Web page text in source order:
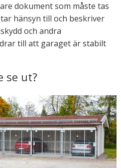
dokument som måste tas
hänsyn till och beskriver
och andra
till att garaget är stabilt
se ut?